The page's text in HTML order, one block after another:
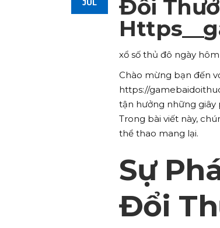
Team List
JUL
Đổi
xổ số thủ đô ngày
Chào mừng bạn đến
https://
tận hưởng những giây
Trong bài viết này,
thể thao mang lại.
Sự
Đổi